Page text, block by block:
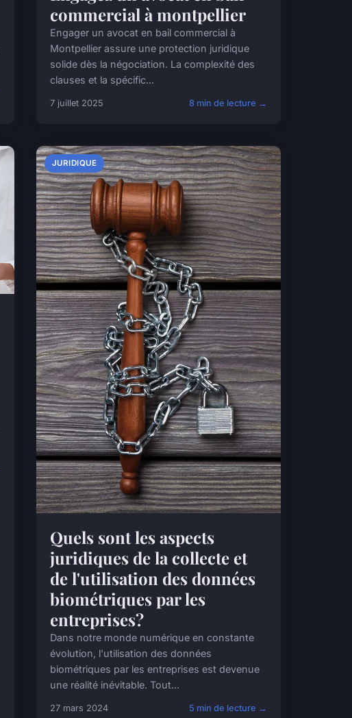
commercial à montpellier
Engager un avocat en bail commercial à
Montpellier assure une protection juridique
solide dès la négociation. La complexité des
clauses et la spécific...
7 juillet 2025 8 min de lecture →
JURIDIQUE
Quels sont les aspects
juridiques de la collecte et
de l'utilisation des données
biométriques par les
entreprises?
Dans notre monde numérique en constante
évolution, l'utilisation des données
biométriques par les entreprises est devenue
une réalité inévitable. Tout...
27 mars 2024 5 min de lecture →